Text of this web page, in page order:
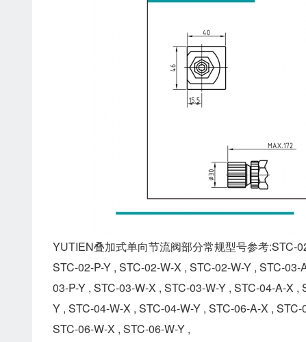
YUTIEN叠加式单向节流阀部分常规型号参考:STC-
STC-02-P-Y , STC-02-W-X , STC-02-W-Y , STC-
03-P-Y , STC-03-W-X , STC-03-W-Y , STC-04-A-X
Y , STC-04-W-X , STC-04-W-Y , STC-06-A-X ,
STC-06-W-X , STC-06-W-Y ,